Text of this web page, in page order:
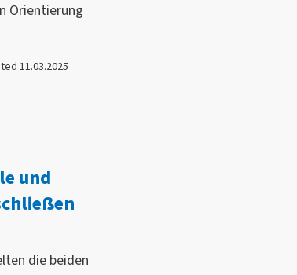
Orientierung
11.03.2025
und
die beiden